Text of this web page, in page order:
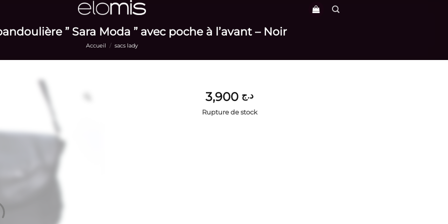
” Sara Moda ” avec poche à l’avant – Noir
Accueil / sacs lady
د.ج
Rupture de stock